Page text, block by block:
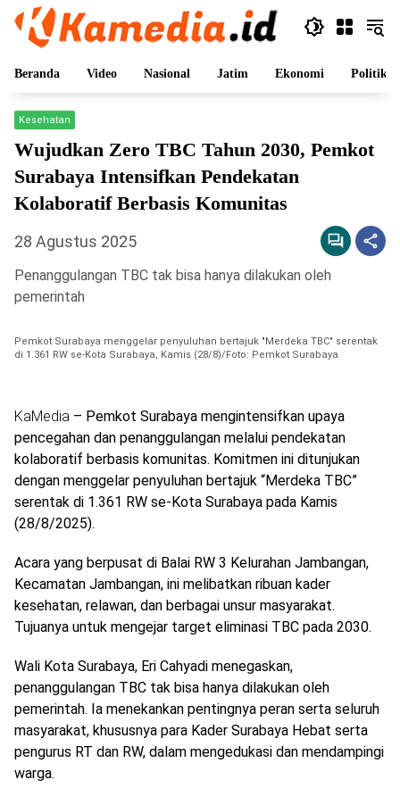
Langsung
konten
Beranda Video Nasional Jatim Ekonomi Politik
Kesehatan
Wujudkan Zero TBC Tahun 2030, Pemkot
Surabaya Intensifkan Pendekatan
Kolaboratif Berbasis Komunitas
28 Agustus 2025
Penanggulangan TBC tak bisa hanya dilakukan oleh
pemerintah
Pemkot Surabaya menggelar penyuluhan bertajuk "Merdeka TBC" serentak
di 1.361 RW se-Kota Surabaya, Kamis (28/8)/Foto: Pemkot Surabaya
KaMedia – Pemkot Surabaya mengintensifkan upaya
pencegahan dan penanggulangan melalui pendekatan
kolaboratif berbasis komunitas. Komitmen ini ditunjukan
dengan menggelar penyuluhan bertajuk “Merdeka TBC”
serentak di 1.361 RW se-Kota Surabaya pada Kamis
(28/8/2025).
Acara yang berpusat di Balai RW 3 Kelurahan Jambangan,
Kecamatan Jambangan, ini melibatkan ribuan kader
kesehatan, relawan, dan berbagai unsur masyarakat.
Tujuanya untuk mengejar target eliminasi TBC pada 2030.
Wali Kota Surabaya, Eri Cahyadi menegaskan,
penanggulangan TBC tak bisa hanya dilakukan oleh
pemerintah. Ia menekankan pentingnya peran serta seluruh
masyarakat, khususnya para Kader Surabaya Hebat serta
pengurus RT dan RW, dalam mengedukasi dan mendampingi
warga.